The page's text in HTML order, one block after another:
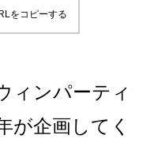
をコピーする
ィンパーティ
が企画してく